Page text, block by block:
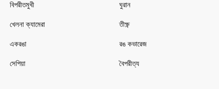
বিপরীতমুখী
খেলনা ক্যামেরা
একরঙা
সেপিয়া
ঘুরান
তীক্ষ্ণ
রঙ কভারেজ
বৈপরীত্য